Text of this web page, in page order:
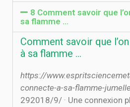
8 Comment savoir que
sa flamme …
Comment savoir que
à sa flamme …
https://
connecte-a-sa-flamme-
29‏‏/9‏‏/2018 · Une connexion plus profonde Les